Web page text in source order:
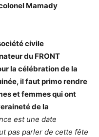
Mamady
civile
du FRONT
la célébration de la
il faut primo rendre
et femmes qui ont
de la
est une date
pas parler de cette fête